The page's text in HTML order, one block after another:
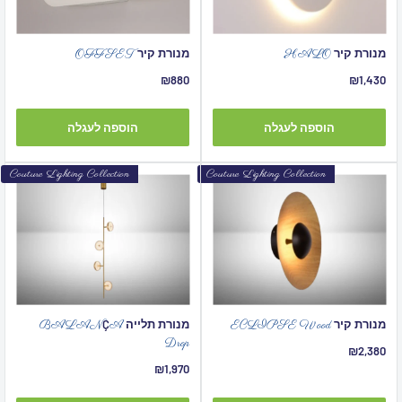
מנורת קירHALO
מחיר
₪1,430
הוספה לעגלה
מנורת קירOFFSET
מחיר
₪880
הוספה לעגלה
Couture Lighting Collection
מנורת קירECLIPSE Wood
מחיר
₪2,380
Couture Lighting Collection
מנורת תלייה BALANÇA
Drop
מחיר
₪1,970